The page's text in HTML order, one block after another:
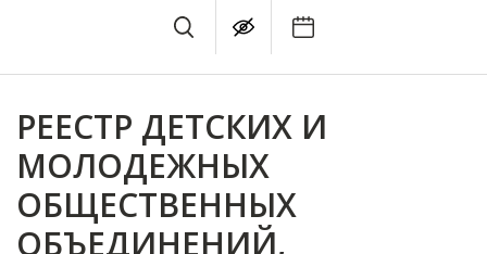
РЕЕСТР ДЕТСКИХ И
МОЛОДЕЖНЫХ
ОБЩЕСТВЕННЫХ
ОБЪЕДИНЕНИЙ,